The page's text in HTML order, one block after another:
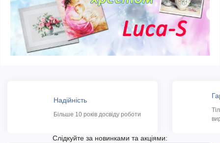
Надійність
Більше 10 років досвіду роботи
Слідкуйте за новинками та акціями: